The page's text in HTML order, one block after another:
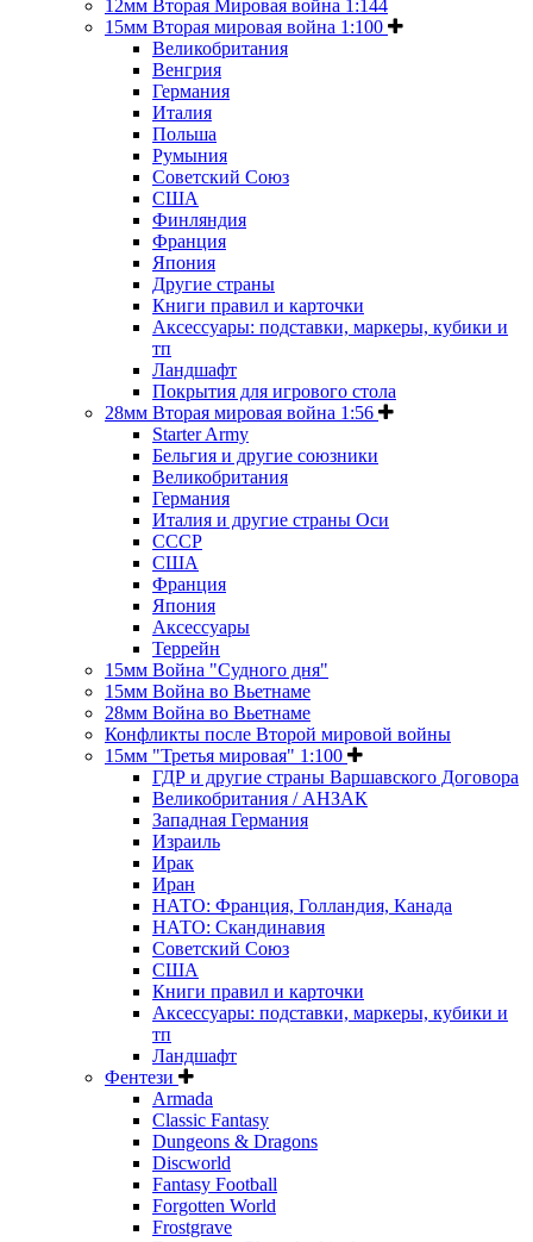
12мм Вторая Мировая война 1:144
15мм Вторая мировая война 1:100
Великобритания
Венгрия
Германия
Италия
Польша
Румыния
Советский Союз
США
Финляндия
Франция
Япония
Другие страны
Книги правил и карточки
Аксессуары: подставки, маркеры, кубики и
тп
Ландшафт
Покрытия для игрового стола
28мм Вторая мировая война 1:56
Starter Army
Бельгия и другие союзники
Великобритания
Германия
Италия и другие страны Оси
СССР
США
Франция
Япония
Аксессуары
Террейн
15мм Война "Судного дня"
15мм Война во Вьетнаме
28мм Война во Вьетнаме
Конфликты после Второй мировой войны
15мм "Третья мировая" 1:100
ГДР и другие страны Варшавского Договора
Великобритания / АНЗАК
Западная Германия
Израиль
Ирак
Иран
НАТО: Франция, Голландия, Канада
НАТО: Скандинавия
Советский Союз
США
Книги правил и карточки
Аксессуары: подставки, маркеры, кубики и
тп
Ландшафт
Фентези
Armada
Classic Fantasy
Dungeons & Dragons
Discworld
Fantasy Football
Forgotten World
Frostgrave